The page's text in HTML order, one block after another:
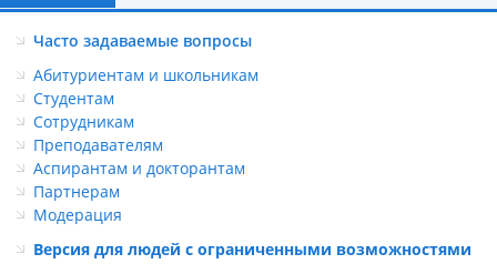
Часто задаваемые вопросы
Абитуриентам и школьникам
Студентам
Сотрудникам
Преподавателям
Аспирантам и докторантам
Партнерам
Модерация
Версия для людей с ограниченными возможностями